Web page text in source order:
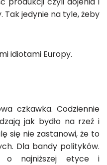
Tak jedynie na tyle, żeby
idiotami Europy.
czkawka. Codziennie
jak bydło na rzeź i
się nie zastanowi, że to
Dla bandy polityków.
o najniższej etyce i